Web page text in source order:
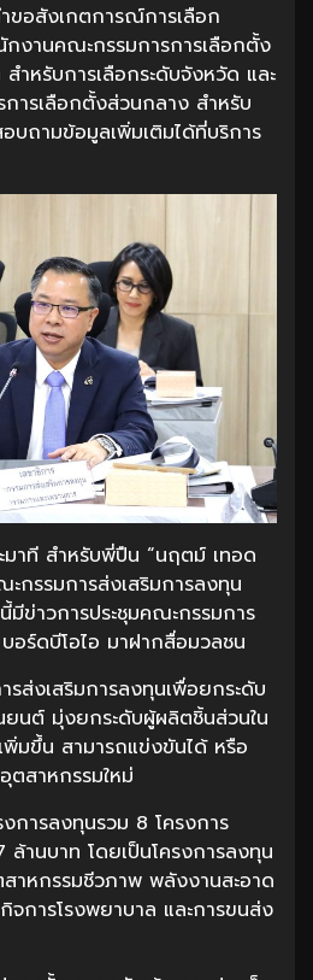
ขอสังเกตการณ์การเลือก
งานคณะกรรมการการเลือกตั้ง
ำหรับการเลือกระดับจังหวัด และ
ารเลือกตั้งส่วนกลาง สำหรับ
อบถามข้อมูลเพิ่มเติมได้ที่บริการ
มาที สำหรับพี่ปืน “นฤตม์ เทอด
กรรมการส่งเสริมการลงทุน
มีข่าวการประชุมคณะกรรมการ
อร์ดบีโอไอ มาฝากสื่อมวลชน
รส่งเสริมการลงทุนเพื่อยกระดับ
นต์ มุ่งยกระดับผู้ผลิตชิ้นส่วนใน
พิ่มขึ้น สามารถแข่งขันได้ หรือ
ตสาหกรรมใหม่
การลงทุนรวม 8 โครงการ
านบาท โดยเป็นโครงการลงทุน
าหกรรมชีวภาพ พลังงานสะอาด
การโรงพยาบาล และการขนส่ง